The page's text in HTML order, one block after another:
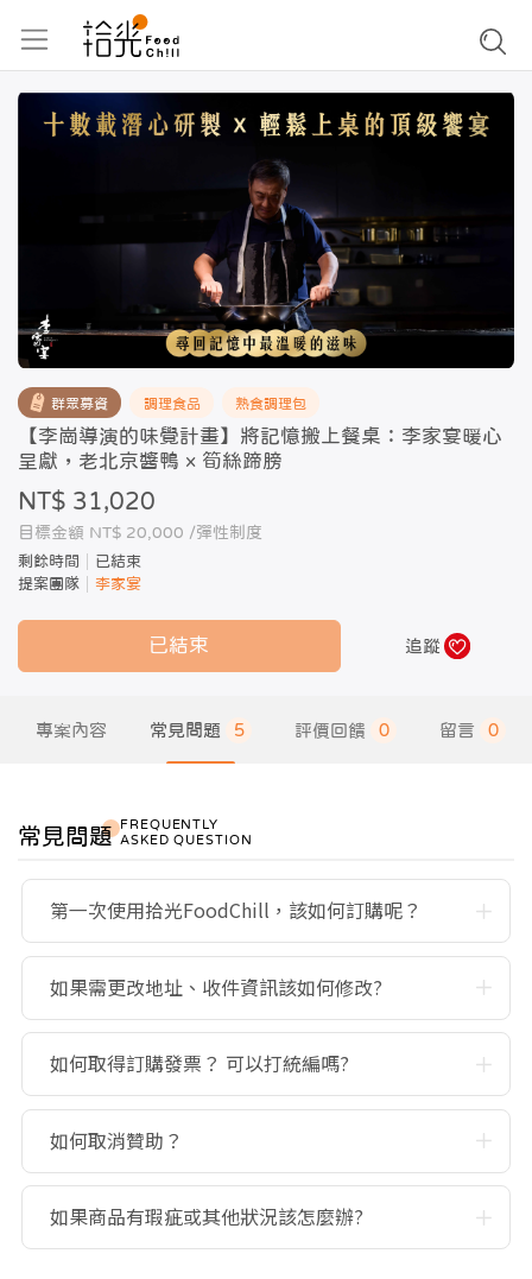
追蹤
群眾募資 調理食品 熟食調理包
【李崗導演的味覺計畫】將記憶搬上餐桌：李家宴暖心
呈獻，老北京醬鴨 × 筍絲蹄膀
NT$ 31,020
目標金額 NT$ 20,000 /彈性制度
剩餘時間
已結束
提案團隊
李家宴
已結束
專案內容 常見問題 5 評價回饋 0 留言 0
常見問題FREQUENTLY
ASKED QUESTION
第一次使用拾光FoodChill，該如何訂購呢？
如果需更改地址、收件資訊該如何修改?
如何取得訂購發票？ 可以打統編嗎?
如何取消贊助？
如果商品有瑕疵或其他狀況該怎麼辦?